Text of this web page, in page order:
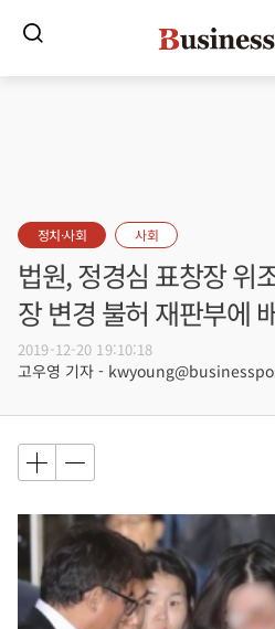
정치·사회 사회
법원, 정경심 표창장 위
장 변경 불허 재판부에
2019-12-20 19:10:18
고우영 기자 -